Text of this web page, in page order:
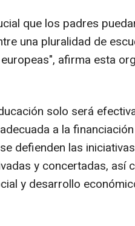
que los padres
una pluralidad de
afirma esta
solo será
a la
defienden las
y concertadas, así
y desarrollo